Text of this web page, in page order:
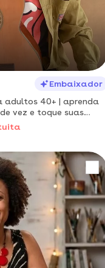
Embaixador
adultos 40+ | aprenda
vez e toque suas
segurança.